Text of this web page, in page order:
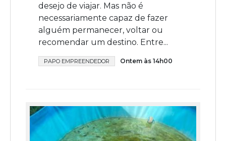
desejo de viajar. Mas não é
necessariamente capaz de fazer
alguém permanecer, voltar ou
recomendar um destino. Entre...
PAPO EMPREENDEDOR Ontem às 14h00